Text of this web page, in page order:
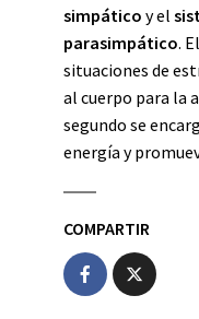
simpático y el
parasimpático.
situaciones de
al cuerpo para la
segundo se
energía y
COMPARTIR